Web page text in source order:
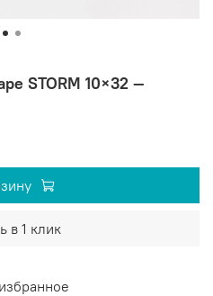
STORM 10×32 —
в 1 клик